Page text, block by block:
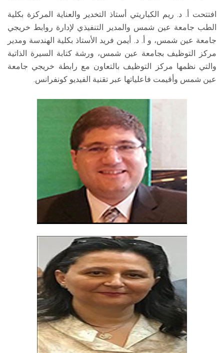
سجل الان
افتتحت أ. د. ريم الكباريتي أستاذ التخدير والعناية المركزة بكلية
الطب جامعة عين شمس والمدير التنفيذي لإدارة روابط خريجي
جامعة عين شمس، و أ. د. أيمن فريد الأستاذ بكلية الهندسة ومدير
مركز التوظيف بجامعة عين شمس، ورشة كتابة السيرة الذاتية
والتي نظمها مركز التوظيف بالتعاون مع رابطة خريجي جامعة
عين شمس وأقيمت فاعلياتها عبر تقنية الفيديو كونفرانس.